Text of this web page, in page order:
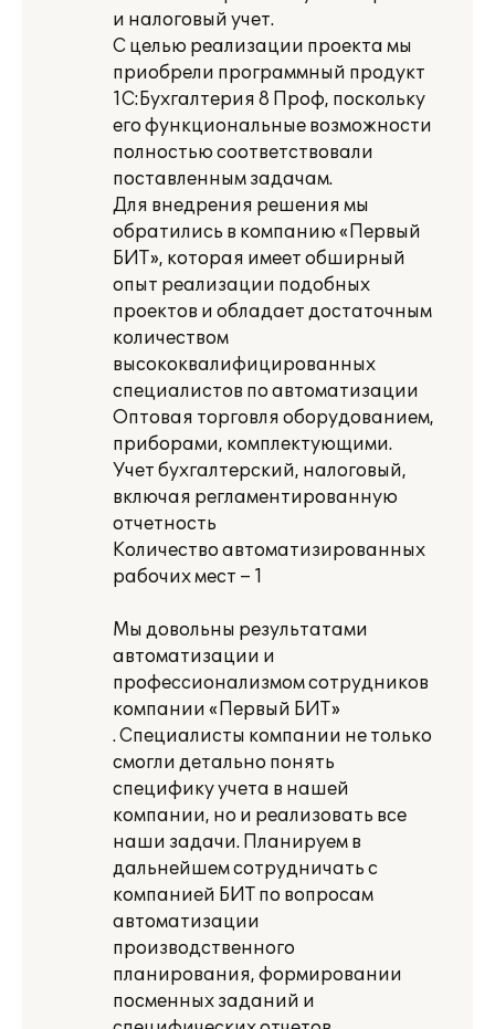
и налоговый учет.
С целью реализации проекта мы
приобрели программный продукт
1С:Бухгалтерия 8 Проф, поскольку
его функциональные возможности
полностью соответствовали
поставленным задачам.
Для внедрения решения мы
обратились в компанию «Первый
БИТ», которая имеет обширный
опыт реализации подобных
проектов и обладает достаточным
количеством
высококвалифицированных
специалистов по автоматизации
Оптовая торговля оборудованием,
приборами, комплектующими.
Учет бухгалтерский, налоговый,
включая регламентированную
отчетность
Количество автоматизированных
рабочих мест – 1
Мы довольны результатами
автоматизации и
профессионализмом сотрудников
компании «Первый БИТ»
. Специалисты компании не только
смогли детально понять
специфику учета в нашей
компании, но и реализовать все
наши задачи. Планируем в
дальнейшем сотрудничать с
компанией БИТ по вопросам
автоматизации
производственного
планирования, формировании
посменных заданий и